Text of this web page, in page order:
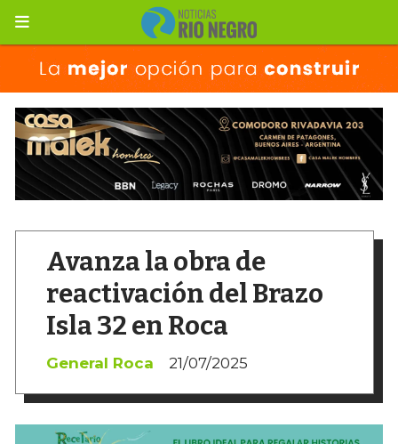
Avanza la obra de
reactivación del Brazo
Isla 32 en Roca
General Roca 21/07/2025